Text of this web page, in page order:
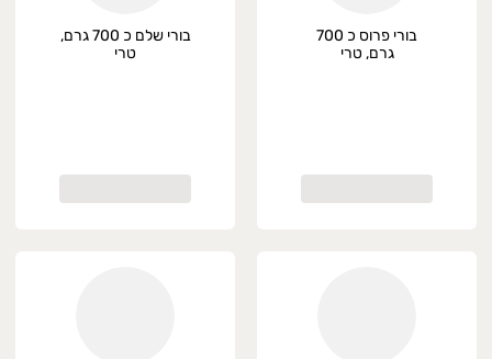
בורי פרוס כ 700
גרם, טרי
בורי שלם כ 700 גרם,
טרי